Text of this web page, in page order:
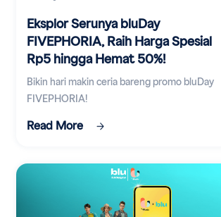
Eksplor Serunya bluDay
FIVEPHORIA, Raih Harga Spesial
Rp5 hingga Hemat 50%!
Bikin hari makin ceria bareng promo bluDay
FIVEPHORIA!
Read More